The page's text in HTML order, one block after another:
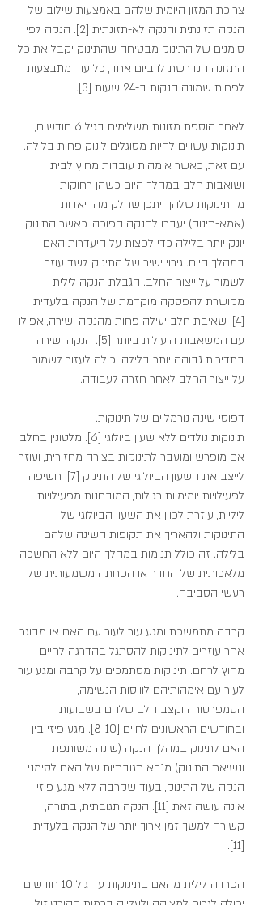
צריכת המזון היומית שלהם באמצעות שילוב של
הנקה תזונתית והנקה לא-תזונתית [2]. הנקה לפי
סימנים של התינוק מבטיחה שהתינוק יקבל את כל
התזונה הנדרשת לו ביום אחד, כל עוד מתבצעות
לפחות שמונה הנקות ב-24 שעות [3].
לאחר הוספת מזונות משלימים בגיל 6 חודשים,
תינוקות עשויים להיות מסוגלים לינוק פחות בלילה.
עם זאת, כאשר אימהות עובדות מחוץ לבית
ושואבות חלב במהלך היום כשהן רחוקות
מהתינוקות שלהן, ייתכן שחלק מהדיאדות
(אמא-תינוק) יעברו להנקה הפוכה, כאשר התינוק
יונק יותר בלילה כדי לפצות על היעדרות האם
במהלך היום. גירוי ישיר של התינוק לשד עוזר
לשמור על ייצור החלב. הגבלת הנקה לילית
מקושרת להפסקה מוקדמת של הנקה בלעדית
[4]. שאיבת חלב יעילה פחות מהנקה ישירה, אפילו
עם המשאבות היעילות ביותר [5]. הנקה ישירה
בתדירות גבוהה יותר בלילה יכולה לעזור לשמור
על ייצור החלב לאחר חזרה לעבודה.
דפוסי שינה נורמליים של תינוקות.
תינוקות נולדים ללא שעון ביולוגי [6]. מלטונין בחלב
אם מופרש ומועבר לתינוקות בצורה מחזורית, ועוזר
לייצב את השעון הביולוגי של התינוק [7]. חשיפה
לפעילויות יומימיות רגילות, המובחנות מפעילויות
ליליות, עוזרת לכוון את השעון הביולוגי של
התינוקות ולהאריך את תקופות השינה שלהם
בלילה. זה כולל תנומות במהלך היום ללא החשכה
מלאכותית של החדר או הפחתה משמעותית של
רעשי הסביבה.
קרבה מתמשכת ומגע עור לעור עם האם או מבוגר
אחר עוזרים לתינוקות להסתגל בהדרגה לחיים
מחוץ לרחם. תינוקות מסתמכים על קרבה ומגע עור
לעור עם אימהותיהם לוויסות הנשימה,
הטמפרטורה וקצב הלב שלהם בשבועות
ובחודשים הראשונים לחיים [8-10]. מגע פיזי בין
האם לתינוק במהלך הנקה (שינה משותפת
ונשיאת התינוק) מנבא תגובתיות של האם לסימני
הנקה של התינוק, בעוד שקרבה ללא מגע פיזי
אינה עושה זאת [11]. הנקה תגובתית, בתורה,
קשורה למשך זמן ארוך יותר של הנקה בלעדית
[11].
הפרדה לילית מהאם בתינוקות עד גיל 10 חודשים